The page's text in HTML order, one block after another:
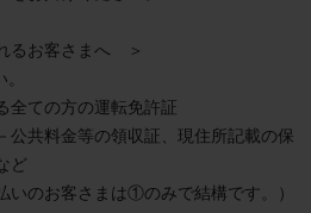
るお客さまへ　＞
ての方の運転免許証
共料金等の領収証、現住所記載の保
ど
いのお客さまは①のみで結構です。）